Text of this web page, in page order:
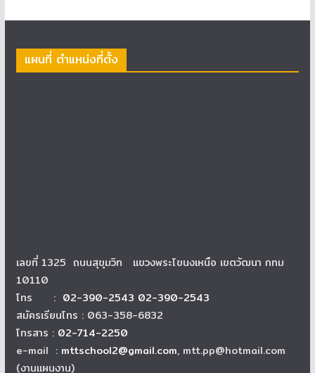
แผนที่ ตำแหน่งที่ตั้ง
เลขที่ 1325 ถนนสุขุมวิท แขวงพระโขนงเหนือ เขตวัฒนา กทม
10110
โทร : 02-390-2543 02-390-2543
สมัครเรียนโทร : 063-358-6832
โทรสาร : 02-714-2250
e-mail : mttschool2@gmail.com, mtt.pp@hotmail.com
(งานแผนงาน)